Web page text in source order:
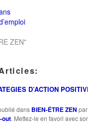
ZEN"
D’ACTION
dans BIEN-ÊTRE ZEN
out. Mettez-le en favori avec